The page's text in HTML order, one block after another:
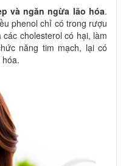
và ngăn ngừa lão hóa.
phenol chỉ có trong rượu
cholesterol có hại, làm
năng tim mạch, lại có